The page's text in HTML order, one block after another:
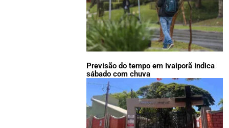
Previsão do tempo em Ivaiporã indica
sábado com chuva